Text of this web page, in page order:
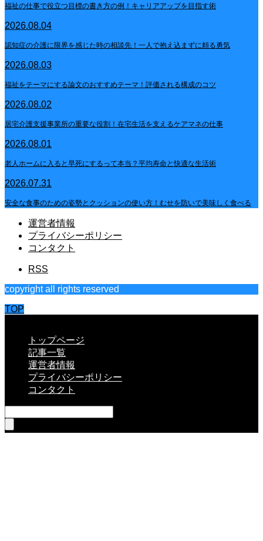
福祉の仕事で役立つ目標の書き方の例！キャリアアップを目指す術
2026.08.04
認知症の介護に限界を感じた時の相談先！一人で抱え込まずに頼る勇気
2026.08.03
福祉をテーマにする論文のおすすめテーマ！評価される構成のコツ
2026.08.02
居宅介護支援事業所の重要な役割！在宅生活を支えるケアマネの仕事
2026.08.01
老人ホームに入ると早死にするって本当？平均寿命と快適な生活術
2026.07.31
安全な食事のための姿勢とクッションの使い方！むせを防いで美味しく食べる
運営者情報
プライバシーポリシー
コンタクト
RSS
copyright all rights reserved
TOP
トップページ
記事一覧
運営者情報
プライバシーポリシー
コンタクト